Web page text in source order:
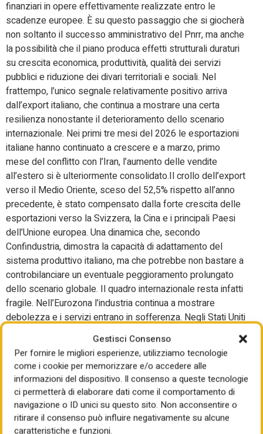
Gestisci Consenso
Per fornire le migliori esperienze, utilizziamo tecnologie
come i cookie per memorizzare e/o accedere alle
informazioni del dispositivo. Il consenso a queste tecnologie
ci permetterà di elaborare dati come il comportamento di
navigazione o ID unici su questo sito. Non acconsentire o
ritirare il consenso può influire negativamente su alcune
caratteristiche e funzioni.
finanziari in opere effettivamente realizzate entro le
scadenze europee. È su questo passaggio che si giocherà
non soltanto il successo amministrativo del Pnrr, ma anche
la possibilità che il piano produca effetti strutturali duraturi
su crescita economica, produttività, qualità dei servizi
pubblici e riduzione dei divari territoriali e sociali. Nel
frattempo, l’unico segnale relativamente positivo arriva
dall’export italiano, che continua a mostrare una certa
resilienza nonostante il deterioramento dello scenario
internazionale. Nei primi tre mesi del 2026 le esportazioni
italiane hanno continuato a crescere e a marzo, primo
mese del conflitto con l’Iran, l’aumento delle vendite
all’estero si è ulteriormente consolidato.Il crollo dell’export
verso il Medio Oriente, sceso del 52,5% rispetto all’anno
precedente, è stato compensato dalla forte crescita delle
esportazioni verso la Svizzera, la Cina e i principali Paesi
dell’Unione europea. Una dinamica che, secondo
Confindustria, dimostra la capacità di adattamento del
sistema produttivo italiano, ma che potrebbe non bastare a
controbilanciare un eventuale peggioramento prolungato
dello scenario globale. Il quadro internazionale resta infatti
fragile. Nell’Eurozona l’industria continua a mostrare
debolezza e i servizi entrano in sofferenza. Negli Stati Uniti
emergono segnali di rallentamento dell’economia, mentre
la Cina continua a crescere soprattutto grazie alla spinta
dell’export. In questo contesto, conclude il Centro studi di
Confindustria, l’economia italiana si trova sospesa tra la
resilienza garantita dal Pnrr e il rischio di un progressivo
indebolimento provocato dalla combinazione tra crisi
geopolitiche, rincari energetici, inflazione e deterioramento
della fiducia economica.